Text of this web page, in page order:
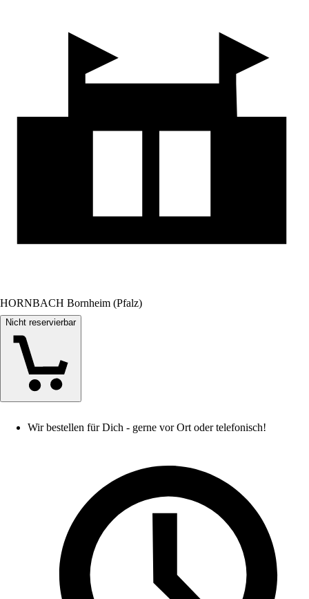
HORNBACH Bornheim (Pfalz)
Nicht reservierbar
Wir bestellen für Dich - gerne vor Ort oder telefonisch!